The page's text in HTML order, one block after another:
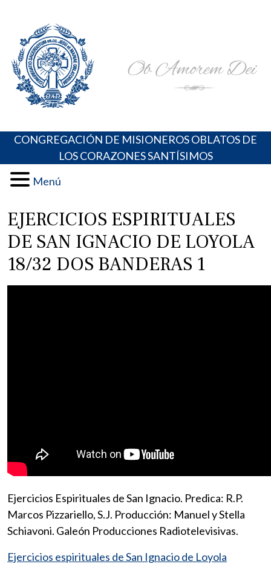
content
Portal de los Padres Oblatos. Advocaciones Marianas,
Oraciones, Música religiosa y más
CONGREGACIÓN DE MISIONEROS OBLATOS DE
LOS CORAZONES SANTÍSIMOS
Menú
EJERCICIOS ESPIRITUALES
DE SAN IGNACIO DE LOYOLA
18/32 DOS BANDERAS 1
Ejercicios Espirituales de San Ignacio. Predica: R.P.
Marcos Pizzariello, S.J. Producción: Manuel y Stella
Schiavoni. Galeón Producciones Radiotelevisivas.
Ejercicios espirituales de San Ignacio de Loyola